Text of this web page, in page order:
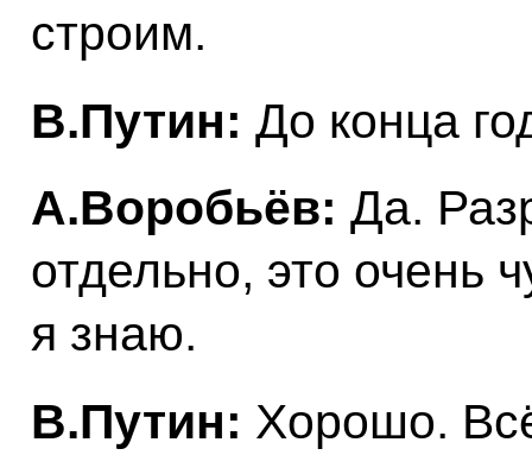
строим.
В.Путин: До конца
А.Воробьёв: Да.
отдельно, это очень
я знаю.
В.Путин: Хорошо.